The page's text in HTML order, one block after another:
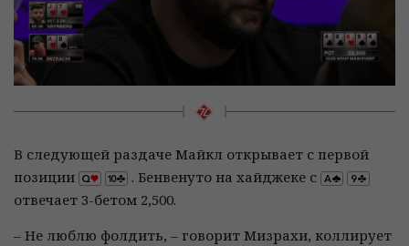
В следующей раздаче Майкл открывает с первой
позиции
. Бенвенуто на хайджеке с
отвечает 3-бетом 2,500.
– Не люблю фолдить, – говорит Мизрахи, коллирует